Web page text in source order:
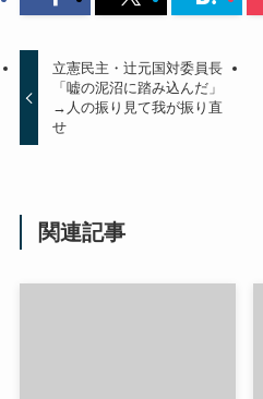
立憲民主・辻元国対委員長
「嘘の泥沼に踏み込んだ」
→人の振り見て我が振り直
せ
関連記事